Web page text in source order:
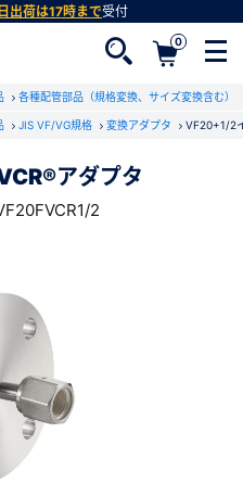
出荷は17時まで受付
0
各種配管部品（規格変換、サイズ変換含む）
JIS VF/VG規格 変換アダプタ VF20+1/2
アダプタ
2
ダウンロード
ダウンロードをします。
アダプタ
：21381
ドする
みでない方
機能がご利用いただけ